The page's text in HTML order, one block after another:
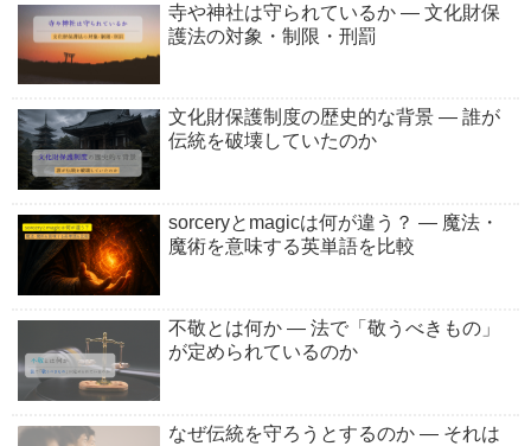
寺や神社は守られているか ― 文化財保
護法の対象・制限・刑罰
文化財保護制度の歴史的な背景 ― 誰が
伝統を破壊していたのか
sorceryとmagicは何が違う？ ― 魔法・
魔術を意味する英単語を比較
不敬とは何か ― 法で「敬うべきもの」
が定められているのか
なぜ伝統を守ろうとするのか ― それは